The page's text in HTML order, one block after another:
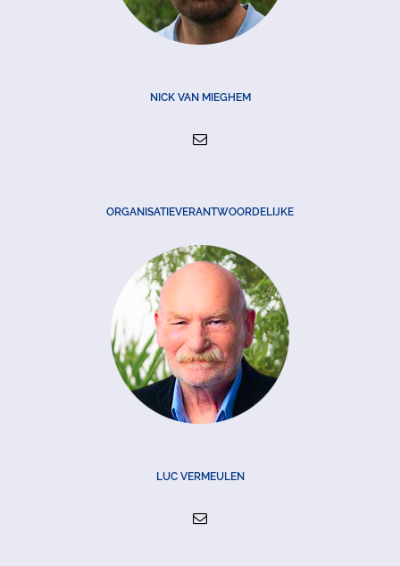
NICK VAN MIEGHEM
ORGANISATIEVERANTWOORDELIJKE
LUC VERMEULEN